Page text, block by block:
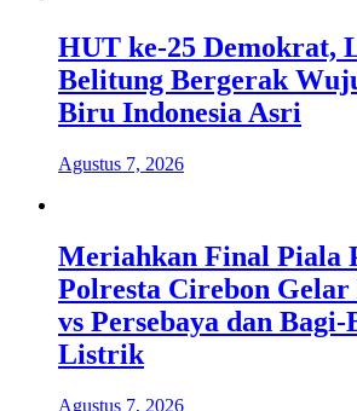
HUT ke-25 Demokrat,
Belitung Bergerak
Biru Indonesia Asri
Agustus 7, 2026
Meriahkan Final Piala
Polresta Cirebon
vs Persebaya dan
Listrik
Agustus 7, 2026